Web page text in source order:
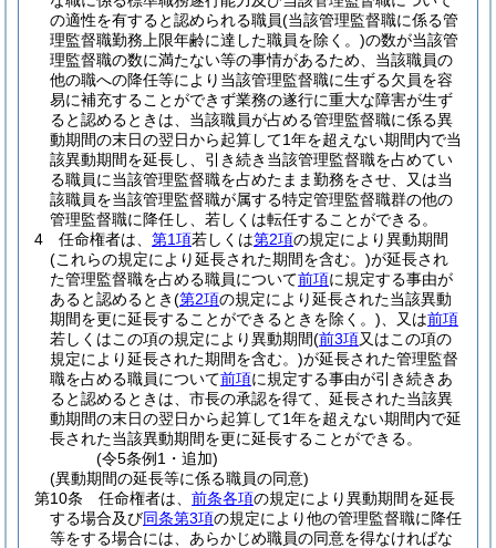
の適性を有すると認められる職員(当該管理監督職に係る管
理監督職勤務上限年齢に達した職員を除く。)の数が当該管
理監督職の数に満たない等の事情があるため、当該職員の
他の職への降任等により当該管理監督職に生ずる欠員を容
易に補充することができず業務の遂行に重大な障害が生ず
ると認めるときは、当該職員が占める管理監督職に係る異
動期間の末日の翌日から起算して1年を超えない期間内で当
該異動期間を延長し、引き続き当該管理監督職を占めてい
る職員に当該管理監督職を占めたまま勤務をさせ、又は当
該職員を当該管理監督職が属する特定管理監督職群の他の
管理監督職に降任し、若しくは転任することができる。
4
任命権者は、 第1項若しくは第2項の規定により異動期間
(これらの規定により延長された期間を含む。)が延長され
た管理監督職を占める職員について前項に規定する事由が
あると認めるとき(第2項の規定により延長された当該異動
期間を更に延長することができるときを除く。) 、又は前項
若しくはこの項の規定により異動期間(前3項又はこの項の
規定により延長された期間を含む。)が延長された管理監督
職を占める職員について前項に規定する事由が引き続きあ
ると認めるときは、市長の承認を得て、延長された当該異
動期間の末日の翌日から起算して1年を超えない期間内で延
長された当該異動期間を更に延長することができる。
(令5条例1・追加)
(異動期間の延長等に係る職員の同意)
第10条
任命権者は、 前条各項の規定により異動期間を延長
する場合及び同条第3項の規定により他の管理監督職に降任
等をする場合には、あらかじめ職員の同意を得なければな